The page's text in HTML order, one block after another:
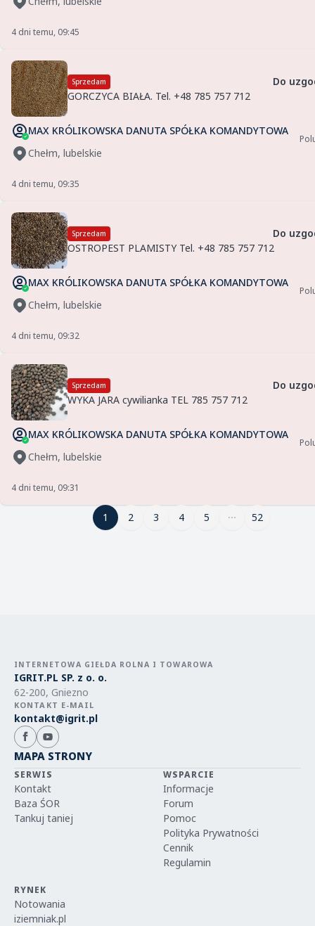
4 dni temu, 09:45
Sprzedam
Do
GORCZYCA BIAŁA. Tel. +48 785 757 712
MAX KRÓLIKOWSKA DANUTA SPÓŁKA KOMANDYTOWA
Chełm, lubelskie
4 dni temu, 09:35
Sprzedam
Do
OSTROPEST PLAMISTY Tel. +48 785 757 712
MAX KRÓLIKOWSKA DANUTA SPÓŁKA KOMANDYTOWA
Chełm, lubelskie
4 dni temu, 09:32
Sprzedam
Do
WYKA JARA cywilianka TEL 785 757 712
MAX KRÓLIKOWSKA DANUTA SPÓŁKA KOMANDYTOWA
Chełm, lubelskie
4 dni temu, 09:31
11 2 3 4 5 52
INTERNETOWA GIEŁDA ROLNA I TOWAROWA
IGRIT.PL SP. z o. o.
62-200, Gniezno
KONTAKT E-MAIL
kontakt@igrit.pl
MAPA STRONY
SERWIS
Kontakt
Baza ŚOR
Tankuj taniej
WSPARCIE
Informacje
Forum
Pomoc
Polityka Prywatności
Cennik
Regulamin
RYNEK
Notowania
iziemniak.pl